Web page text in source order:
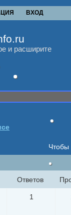
ВХОД
и расширите
Чтобы
Ответов
1